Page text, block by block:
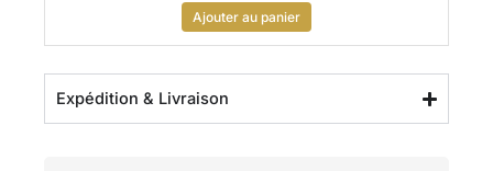
Ajouter au panier
Expédition & Livraison